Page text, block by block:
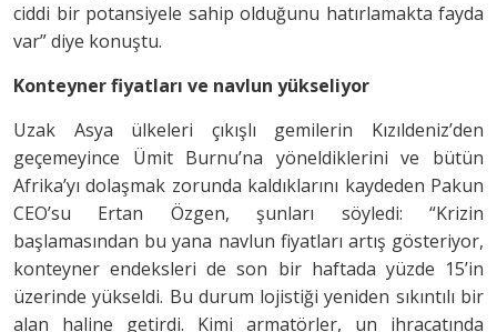
ciddi bir potansiyele sahip olduğunu hatırlamakta fayda
var” diye konuştu.
Konteyner fiyatları ve navlun yükseliyor
Uzak Asya ülkeleri çıkışlı gemilerin Kızıldeniz’den
geçemeyince Ümit Burnu’na yöneldiklerini ve bütün
Afrika’yı dolaşmak zorunda kaldıklarını kaydeden Pakun
CEO’su Ertan Özgen, şunları söyledi: “Krizin
başlamasından bu yana navlun fiyatları artış gösteriyor,
konteyner endeksleri de son bir haftada yüzde 15’in
üzerinde yükseldi. Bu durum lojistiği yeniden sıkıntılı bir
alan haline getirdi. Kimi armatörler, un ihracatında